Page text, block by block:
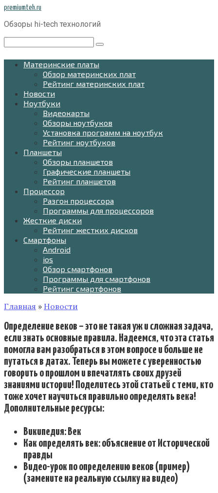
Перейти
контенту
premiumteh.ru
Обзоры hi-tech технологий
Материнские платы
Обзор материнских плат
Рейтинг материнских плат
Новости
Ноутбуки
Видеокарты
Обзоры ноутбуков
Установка программ на ноутбук
Рейтинг ноутбуков
Планшеты
Обзоры планшетов
Графические планшеты
Рейтинг планшетов
Процессор
Разгон процессора
Программы для процессоров
Жесткие диски
Рейтинг жестких дисков
Смартфоны
Android
ios
Обзор смартфонов
Программы для смартфонов
Рейтинг смартфонов
Главная » Новости
Определение веков – это не такая уж и сложная задача,
если знать основные правила. Надеемся, что эта статья
помогла вам разобраться в этом вопросе и больше не
путаться в датах. Теперь вы можете с уверенностью
говорить о прошлом и впечатлять своих друзей
знаниями истории! Поделитесь этой статьей с теми, кто
тоже хочет научиться правильно определять века!
Дополнительные ресурсы:
Википедия: Век
Как определять век: объяснение от Исторической
правды
Видео-урок по определению веков (пример)
(замените на реальную ссылку на видео)